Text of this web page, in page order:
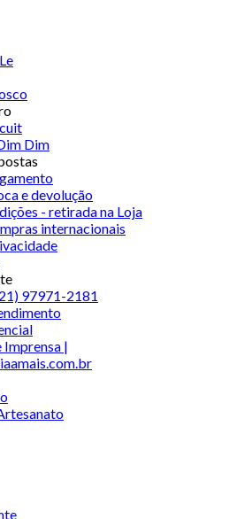
Dim
e devolução
- retirada na Loja
internacionais
97971-2181
Imprensa |